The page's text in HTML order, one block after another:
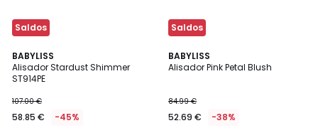
Saldos
BABYLISS
Alisador Stardust Shimmer
ST914PE
107.00 €
58.85 € -45%
3
/
5
Saldos
BABYLISS
Alisador Pink Petal Blush
84.99 €
52.69 € -38%